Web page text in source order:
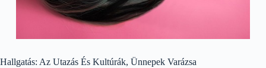
Hallgatás: Az Utazás És Kultúrák, Ünnepek Varázsa